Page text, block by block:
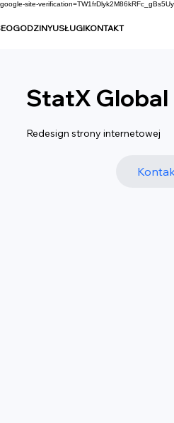
google-site-
GODZINYUSŁUGIKONTAKT
StatX
Redesign strony internetowej